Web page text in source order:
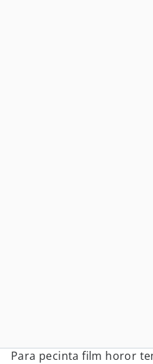
Para pecinta film horor